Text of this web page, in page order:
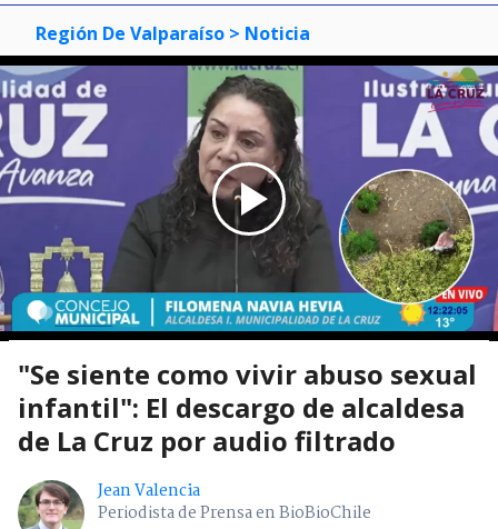
Región De Valparaíso > Noticia
"Se siente como vivir abuso sexual
infantil": El descargo de alcaldesa
de La Cruz por audio filtrado
Jean Valencia
Periodista de Prensa en BioBioChile